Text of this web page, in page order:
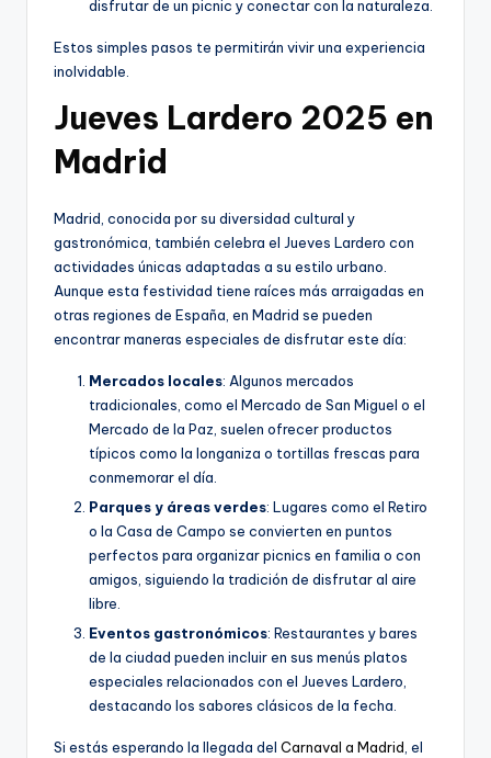
disfrutar de un picnic y conectar con la naturaleza.
Estos simples pasos te permitirán vivir una experiencia
inolvidable.
Jueves Lardero 2025 en
Madrid
Madrid, conocida por su diversidad cultural y
gastronómica, también celebra el Jueves Lardero con
actividades únicas adaptadas a su estilo urbano.
Aunque esta festividad tiene raíces más arraigadas en
otras regiones de España, en Madrid se pueden
encontrar maneras especiales de disfrutar este día:
Mercados locales: Algunos mercados
tradicionales, como el Mercado de San Miguel o el
Mercado de la Paz, suelen ofrecer productos
típicos como la longaniza o tortillas frescas para
conmemorar el día.
Parques y áreas verdes: Lugares como el Retiro
o la Casa de Campo se convierten en puntos
perfectos para organizar picnics en familia o con
amigos, siguiendo la tradición de disfrutar al aire
libre.
Eventos gastronómicos: Restaurantes y bares
de la ciudad pueden incluir en sus menús platos
especiales relacionados con el Jueves Lardero,
destacando los sabores clásicos de la fecha.
Si estás esperando la llegada del Carnaval a Madrid, el